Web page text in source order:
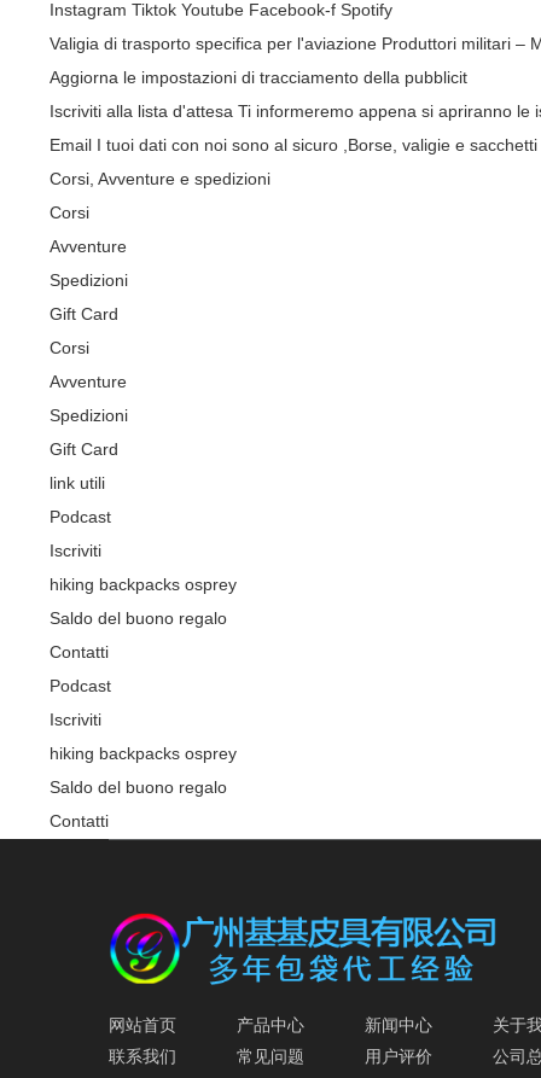
Instagram Tiktok Youtube Facebook-f Spotify
Valigia di trasporto specifica per l'aviazione Produttori militari –
Aggiorna le impostazioni di tracciamento della pubblicit
Iscriviti alla lista d'attesa Ti informeremo appena si apriranno le
Email I tuoi dati con noi sono al sicuro ,Borse, valigie e
Corsi, Avventure e spedizioni
Corsi
Avventure
Spedizioni
Gift Card
Corsi
Avventure
Spedizioni
Gift Card
link utili
Podcast
Iscriviti
hiking backpacks osprey
Saldo del buono regalo
Contatti
Podcast
Iscriviti
hiking backpacks osprey
Saldo del buono regalo
Contatti
网站首页 产品中心 新闻中心
关于
联系我们
常见问题 用户评价 公司